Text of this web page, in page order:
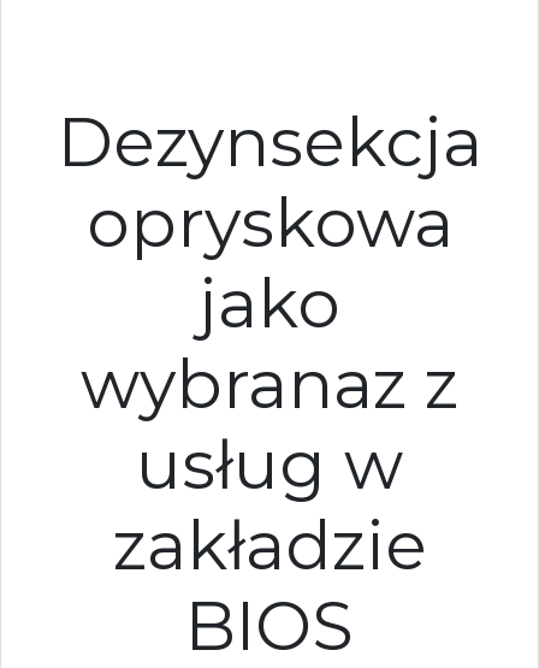
Dezynsekcja
opryskowa
jako
wybranaz z
usług w
zakładzie
BIOS